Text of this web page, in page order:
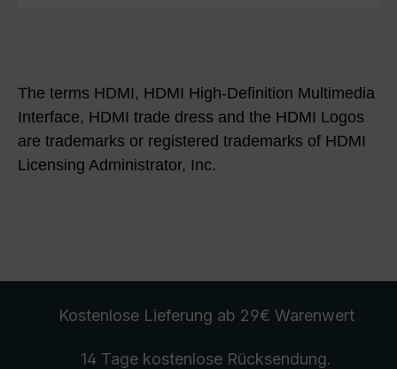
The terms HDMI, HDMI High-Definition Multimedia
Interface, HDMI trade dress and the HDMI Logos
are trademarks or registered trademarks of HDMI
Licensing Administrator, Inc.
Kostenlose Lieferung ab 29€ Warenwert
14 Tage kostenlose Rücksendung.